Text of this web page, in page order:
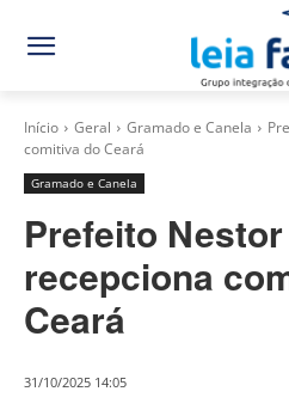
Início Geral Gramado e Canela
comitiva do Ceará
Gramado e Canela
Prefeito
recepciona
Ceará
31/10/2025 14:05